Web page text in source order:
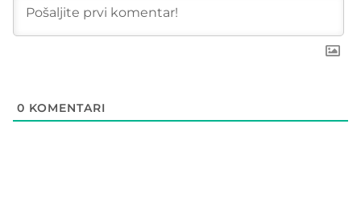
0 KOMENTARI